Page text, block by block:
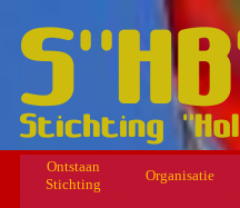
Ontstaan
Stichting
Organisatie